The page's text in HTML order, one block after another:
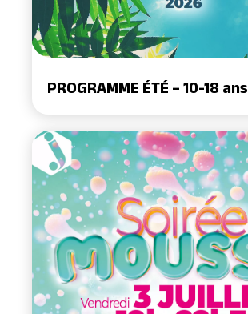
PROGRAMME ÉTÉ – 10-18 ans